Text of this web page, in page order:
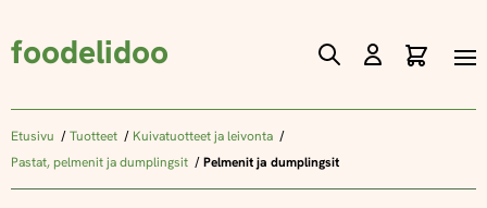
foodelidoo
Skip
Content
Etusivu Tuotteet
Kuivatuotteet ja leivonta
Pastat, pelmenit ja dumplingsit
Pelmenit ja dumplingsit